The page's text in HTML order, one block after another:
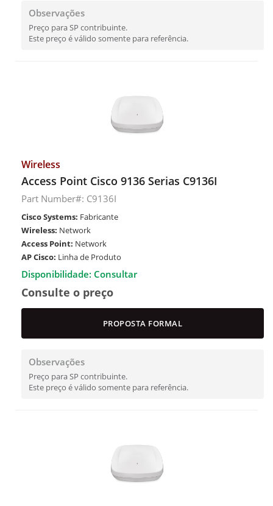
Observações
Preço para SP contribuinte.
Este preço é válido somente para referência.
Wireless
Access Point Cisco 9136 Serias C9136I
Part Number#: C9136I
Cisco Systems: Fabricante
Wireless: Network
Access Point: Network
AP Cisco: Linha de Produto
Disponibilidade: Consultar
Consulte o preço
PROPOSTA FORMAL
Observações
Preço para SP contribuinte.
Este preço é válido somente para referência.